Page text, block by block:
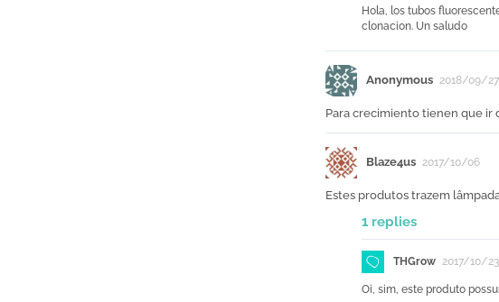
Hola, los tubos
clonacion. Un saludo
Anonymous 2018/09/27
Para crecimiento tienen que ir
Blaze4us 2017/10/06
Estes produtos trazem
1 replies
THGrow 2017/10/23
Oi, sim, este produto